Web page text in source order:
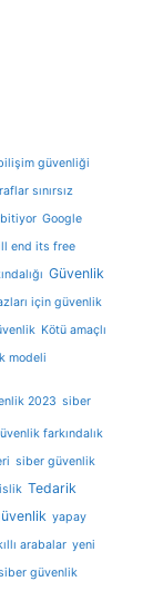
güvenliği
sınırsız
bitiyor Google
end its free
Güvenlik
için güvenlik
Kötü amaçlı
modeli
2023 siber
farkındalık
siber güvenlik
Tedarik
yapay
arabalar yeni
güvenlik